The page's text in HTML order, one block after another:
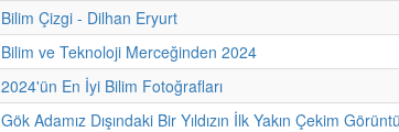
Bilim Çizgi - Dilhan Eryurt
Bilim ve Teknoloji Merceğinden 2024
2024'ün En İyi Bilim Fotoğrafları
Gök Adamız Dışındaki Bir Yıldızın İlk Yakın Çekim